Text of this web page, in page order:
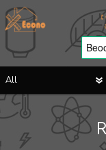
REGISTREREN
AANMELDEN
VERLANGLIJST
0